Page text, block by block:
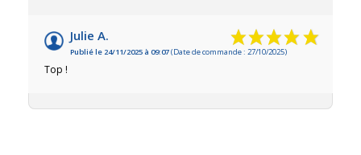
Julie A.
Publié le 24/11/2025 à 09:07(Date de commande : 27/10/2025)
Top !